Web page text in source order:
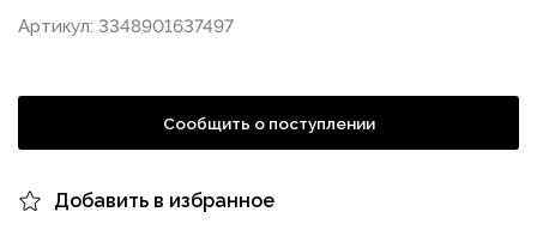
Артикул: 3348901637497
Сообщить о поступлении
Добавить в избранное